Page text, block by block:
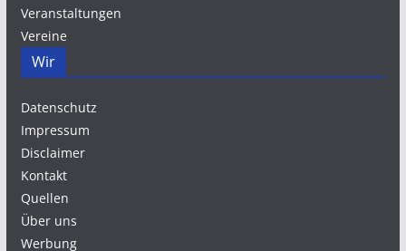
Veranstaltungen
Vereine
Wir
Datenschutz
Impressum
Disclaimer
Kontakt
Quellen
Über uns
Werbung